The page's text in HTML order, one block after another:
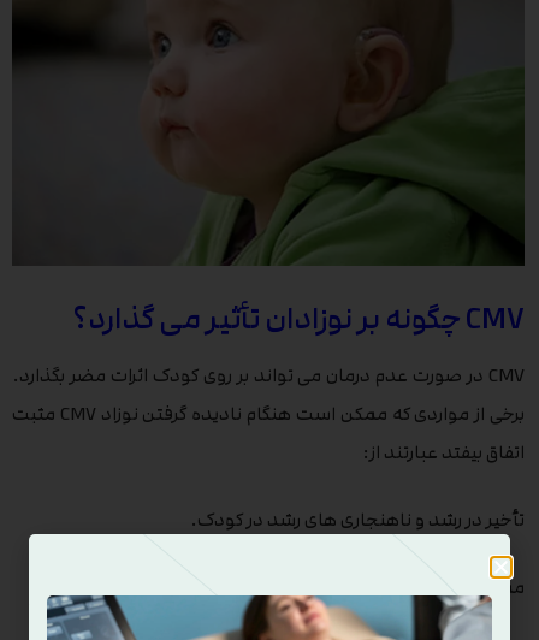
CMV چگونه بر نوزادان تأثیر می گذارد؟
CMV در صورت عدم درمان می تواند بر روی کودک اثرات مضر بگذارد.
برخی از مواردی که ممکن است هنگام نادیده گرفتن نوزاد CMV مثبت
اتفاق بیفتد عبارتند از:
تأخیر در رشد و ناهنجاری های رشد در کودک.
ممکن است مادری در شیردهی کودک خود مشکل داشته باشد.